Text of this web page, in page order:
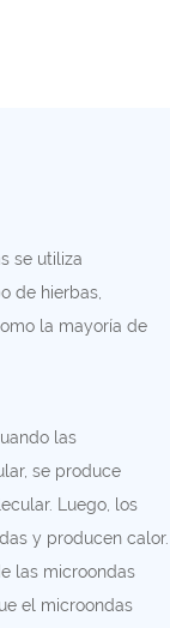
se utiliza
de hierbas,
la mayoría de
las
se produce
Luego, los
y producen calor.
las microondas
el microondas